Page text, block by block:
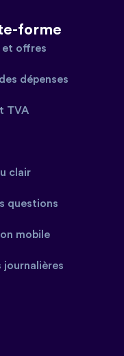
forme
et offres
dépenses
TVA
clair
questions
mobile
journalières